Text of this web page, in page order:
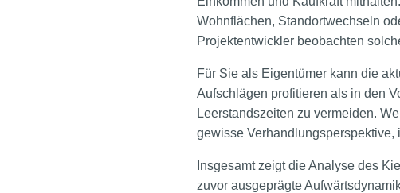
Wohnflächen, Standortwechseln
Projektentwickler beobachten
Für Sie als Eigentümer kann die
Aufschlägen profitieren als in den
Leerstandszeiten zu vermeiden.
gewisse Verhandlungsperspektive,
Insgesamt zeigt die Analyse des
zuvor ausgeprägte